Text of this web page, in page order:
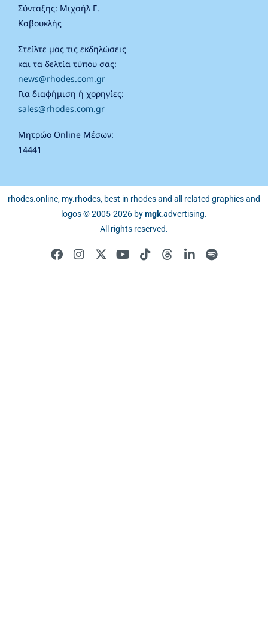
Σύνταξης: Μιχαήλ Γ.
Καβουκλής
Στείλτε μας τις εκδηλώσεις
και τα δελτία τύπου σας:
news@rhodes.com.gr
Για διαφήμιση ή χορηγίες:
sales@rhodes.com.gr
Μητρώο Online Μέσων:
14441
rhodes.online, my.rhodes, best in rhodes and all related graphics and
logos © 2005-2026 bymgk.advertising.
All rights reserved.